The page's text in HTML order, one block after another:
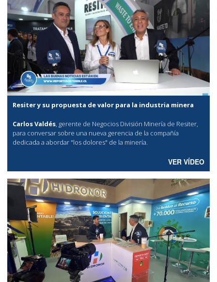
Resiter y su propuesta de valor para la industria minera
Carlos Valdés, gerente de Negocios División Minería de Resiter,
para conversar sobre una nueva gerencia de la compañía
dedicada a abordar "los dolores" de la minería.
VER VÍDEO